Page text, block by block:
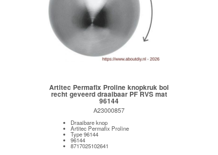
Artitec Permafix Proline knopkruk bol
recht geveerd draaibaar PF RVS mat
96144
A23000857
Draaibare knop
Artitec Permafix Proline
Type 96144
96144
8717025102641